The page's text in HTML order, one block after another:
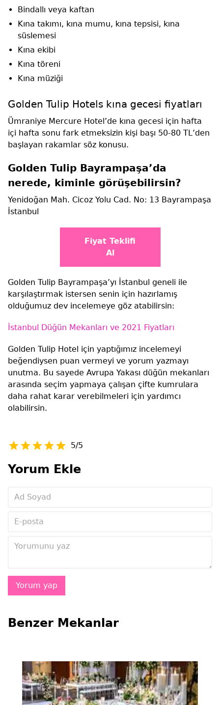
Bindallı veya kaftan
Kına takımı, kına mumu, kına tepsisi, kına
süslemesi
Kına ekibi
Kına töreni
Kına müziği
Golden Tulip Hotels kına gecesi fiyatları
Ümraniye Mercure Hotel’de kına gecesi için hafta
içi hafta sonu fark etmeksizin kişi başı 50-80 TL’den
başlayan rakamlar söz konusu.
Golden Tulip Bayrampaşa’da
nerede, kiminle görüşebilirsin?
Yenidoğan Mah. Cicoz Yolu Cad. No: 13 Bayrampaşa
İstanbul
Fiyat Teklifi
Al
Golden Tulip Bayrampaşa’yı İstanbul geneli ile
karşılaştırmak istersen senin için hazırlamış
olduğumuz dev incelemeye göz atabilirsin:
İstanbul Düğün Mekanları ve 2021 Fiyatları
Golden Tulip Hotel için yaptığımız incelemeyi
beğendiysen puan vermeyi ve yorum yazmayı
unutma. Bu sayede Avrupa Yakası düğün mekanları
arasında seçim yapmaya çalışan çifte kumrulara
daha rahat karar verebilmeleri için yardımcı
olabilirsin.
5/5
Yorum Ekle
Benzer Mekanlar